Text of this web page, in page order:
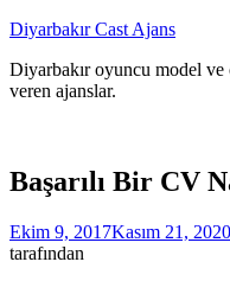
İçeriğe
Diyarbakır Cast Ajans
Diyarbakır oyuncu model ve
veren ajanslar.
Başarılı Bir CV
Ekim 9, 2017Kasım 21, 2020
tarafından